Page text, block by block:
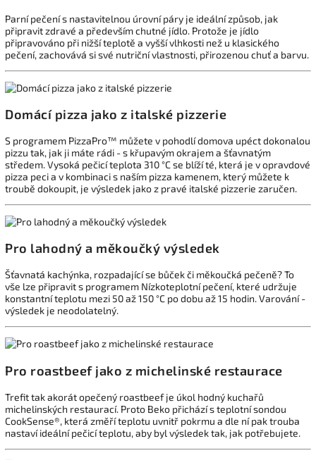
Parní pečení s nastavitelnou úrovní páry je ideální způsob, jak
připravit zdravé a především chutné jídlo. Protože je jídlo
připravováno při nižší teplotě a vyšší vlhkosti než u klasického
pečení, zachovává si své nutriční vlastnosti, přirozenou chuť a barvu.
Domácí pizza jako z italské pizzerie
S programem PizzaPro™ můžete v pohodlí domova upéct dokonalou
pizzu tak, jak ji máte rádi - s křupavým okrajem a šťavnatým
středem. Vysoká pečicí teplota 310 °C se blíží té, která je v opravdové
pizza peci a v kombinaci s naším pizza kamenem, který můžete k
troubě dokoupit, je výsledek jako z pravé italské pizzerie zaručen.
Pro lahodný a měkoučký výsledek
Šťavnatá kachýnka, rozpadající se bůček či měkoučká pečeně? To
vše lze připravit s programem Nízkoteplotní pečení, které udržuje
konstantní teplotu mezi 50 až 150 °C po dobu až 15 hodin. Varování -
výsledek je neodolatelný.
Pro roastbeef jako z michelinské restaurace
Trefit tak akorát opečený roastbeef je úkol hodný kuchařů
michelinských restaurací. Proto Beko přichází s teplotní sondou
CookSense®, která změří teplotu uvnitř pokrmu a dle ní pak trouba
nastaví ideální pečicí teplotu, aby byl výsledek tak, jak potřebujete.